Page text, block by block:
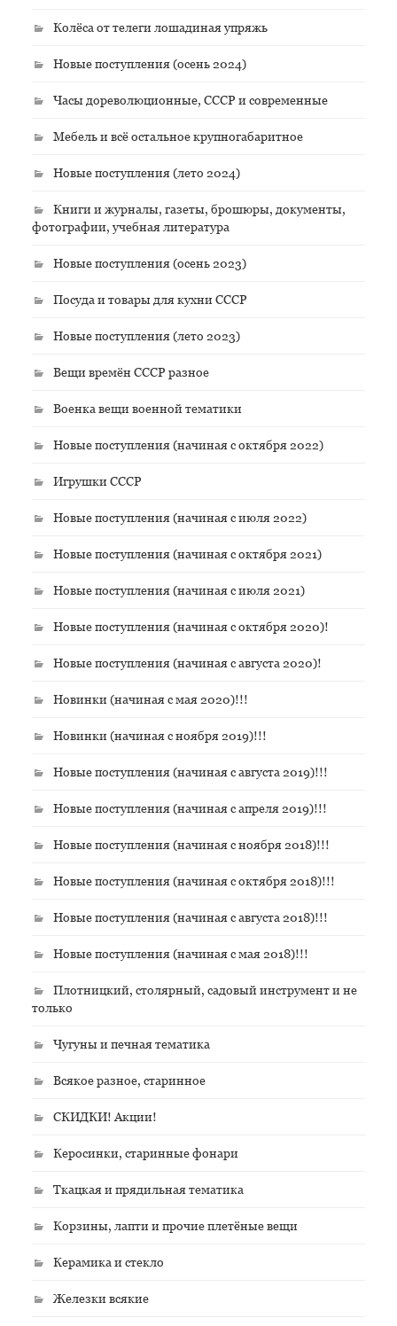
Колёса от телеги лошадиная упряжь
Новые поступления (осень 2024)
Часы дореволюционные, СССР и современные
Мебель и всё остальное крупногабаритное
Новые поступления (лето 2024)
Книги и журналы, газеты, брошюры, документы,
фотографии, учебная литература
Новые поступления (осень 2023)
Посуда и товары для кухни СССР
Новые поступления (лето 2023)
Вещи времён СССР разное
Военка вещи военной тематики
Новые поступления (начиная с октября 2022)
Игрушки СССР
Новые поступления (начиная с июля 2022)
Новые поступления (начиная с октября 2021)
Новые поступления (начиная с июля 2021)
Новые поступления (начиная с октября 2020)!
Новые поступления (начиная с августа 2020)!
Новинки (начиная с мая 2020)!!!
Новинки (начиная с ноября 2019)!!!
Новые поступления (начиная с августа 2019)!!!
Новые поступления (начиная с апреля 2019)!!!
Новые поступления (начиная с ноября 2018)!!!
Новые поступления (начиная с октября 2018)!!!
Новые поступления (начиная с августа 2018)!!!
Новые поступления (начиная с мая 2018)!!!
Плотницкий, столярный, садовый инструмент и не
только
Чугуны и печная тематика
Всякое разное, старинное
СКИДКИ! Акции!
Керосинки, старинные фонари
Ткацкая и прядильная тематика
Корзины, лапти и прочие плетёные вещи
Керамика и стекло
Железки всякие